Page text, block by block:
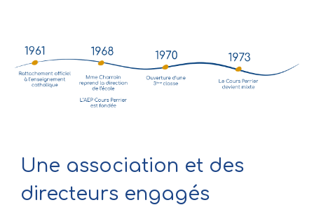
Une association et des
directeurs engagés